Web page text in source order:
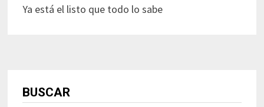
Ya está el listo que todo lo sabe
BUSCAR